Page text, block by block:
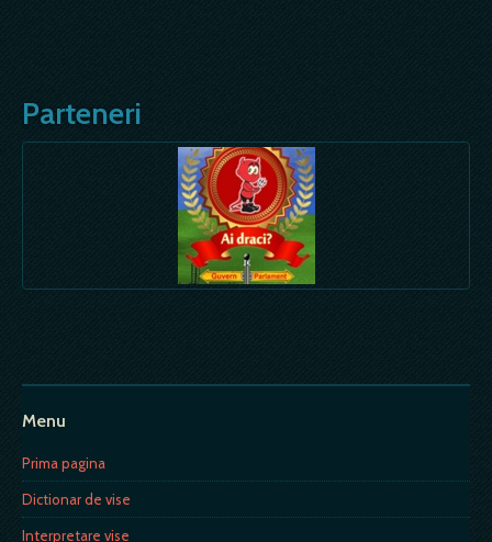
Parteneri
Menu
Prima pagina
Dictionar de vise
Interpretare vise